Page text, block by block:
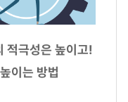
적극성은 높이고!
이는 방법